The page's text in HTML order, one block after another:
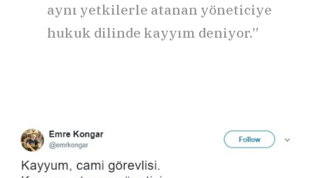
aynı yetkilerle atanan yöneticiye
hukuk dilinde kayyım deniyor.”